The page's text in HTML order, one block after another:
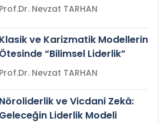
Prof.Dr. Nevzat TARHAN
Klasik ve Karizmatik Modellerin
Ötesinde “Bilimsel Liderlik”
Prof.Dr. Nevzat TARHAN
Nöroliderlik ve Vicdani Zekâ:
Geleceğin Liderlik Modeli